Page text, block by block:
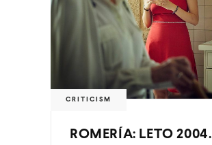
CRITICISM
ROMERÍA: LETO 2004.